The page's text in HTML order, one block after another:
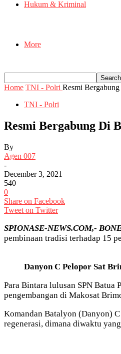
Hukum & Kriminal
More
Home TNI - Polri Resmi
TNI - Polri
Resmi Bergabung Di
By
Agen 007
-
December 3, 2021
540
0
Share on Facebook
Tweet on Twitter
SPIONASE-NEWS.COM,-
pembinaan tradisi terhadap 15
Danyon C Pelopor Sat
Para Bintara lulusan SPN
pengembangan di Makosat
Komandan Batalyon (Danyon)
regenerasi, dimana diwaktu